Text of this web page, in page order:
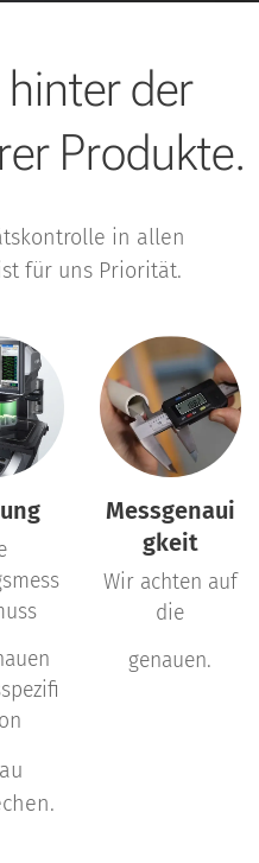
der
Produkte.
in allen
für uns Priorität.
Messgenaui
gkeit
Wir achten auf
die
genauen.